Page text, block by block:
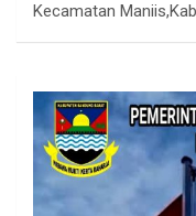
Kecamatan